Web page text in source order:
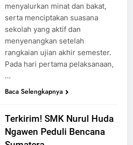
menyalurkan minat dan bakat,
serta menciptakan suasana
sekolah yang aktif dan
menyenangkan setelah
rangkaian ujian akhir semester.
Pada hari pertama pelaksanaan,
…
Baca Selengkapnya
Terkirim! SMK Nurul Huda
Ngawen Peduli Bencana